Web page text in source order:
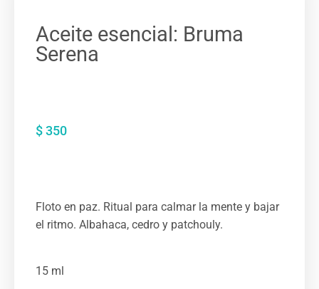
Aceite esencial: Bruma
Serena
$ 350
Floto en paz. Ritual para calmar la mente y bajar
el ritmo. Albahaca, cedro y patchouly.
15 ml